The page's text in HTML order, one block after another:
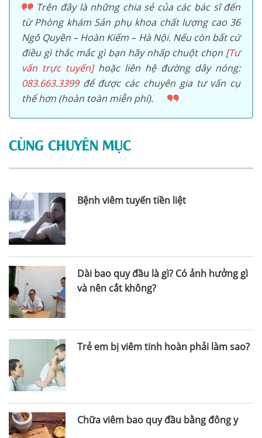
Trên đây là những chia sẻ của các bác sĩ đến
từ Phòng khám Sản phụ khoa chất lượng cao 36
Ngô Quyền – Hoàn Kiếm – Hà Nội. Nếu còn bất cứ
điều gì thắc mắc gì bạn hãy nhấp chuột chọn [Tư
vấn trực tuyến]hoặc liên hệ đường dây nóng:
083.663.3399để được các chuyên gia tư vấn cụ
thể hơn (hoàn toàn miễn phí).
CÙNG CHUYÊN MỤC
Bệnh viêm tuyến tiền liệt
Dài bao quy đầu là gì? Có ảnh hưởng gì
và nên cắt không?
Trẻ em bị viêm tinh hoàn phải làm sao?
Chữa viêm bao quy đầu bằng đông y